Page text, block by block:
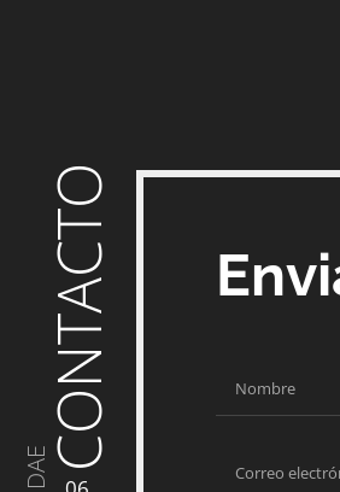
DAE CONTACTO